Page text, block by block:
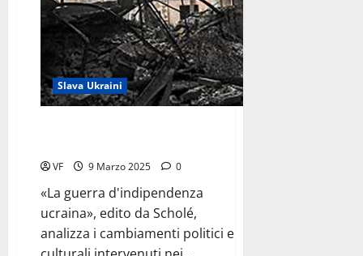
Slava Ukraini
VF 9 Marzo 2025 0
«La guerra d'indipendenza
ucraina», edito da Scholé,
analizza i cambiamenti politici e